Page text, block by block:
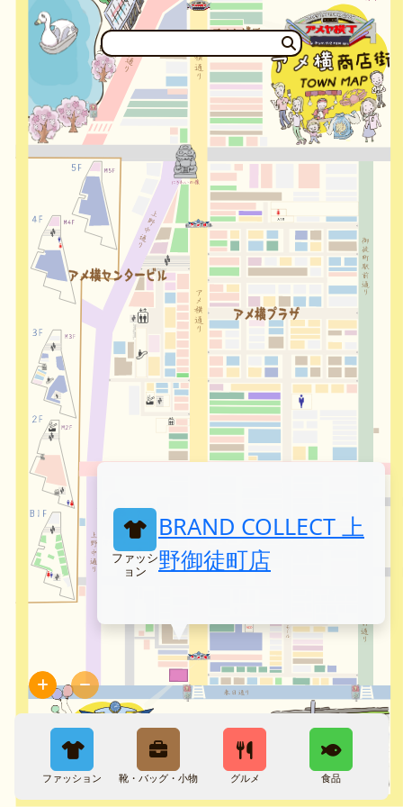
ファッション 靴・バッグ・小物 グルメ 食品
ファッシ
ョン
BRAND COLLECT 上
野御徒町店